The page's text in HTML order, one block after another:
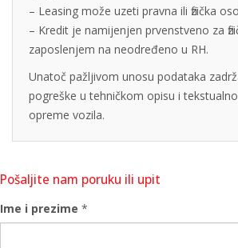
– Leasing može uzeti pravna ili fizička
– Kredit je namijenjen prvenstveno za
zaposlenjem na neodređeno u RH.
Unatoč pažljivom unosu podataka
pogreške u tehničkom opisu i
opreme vozila.
Pošaljite nam poruku ili upit
Ime i prezime *